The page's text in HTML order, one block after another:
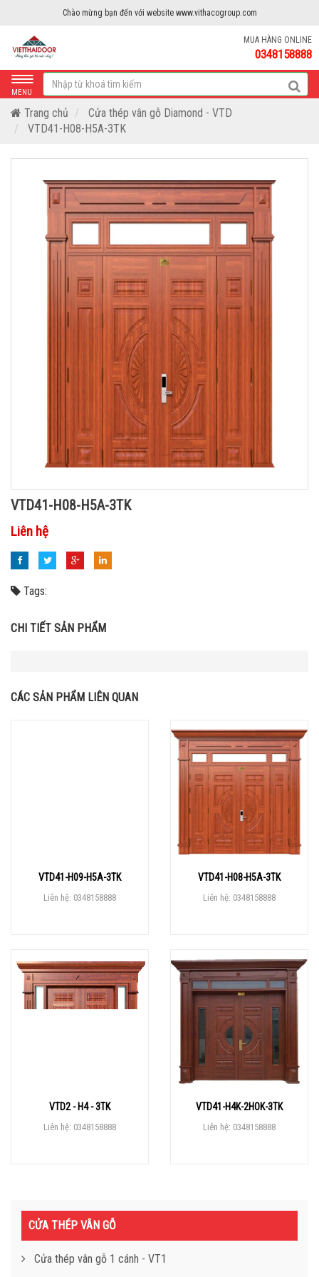
Chào mừng bạn đến với website www.vithacogroup.com
MUA HÀNG ONLINE
0348158888
MENU
Trang chủ
Cửa thép vân gỗ Diamond - VTD
VTD41-H08-H5A-3TK
VTD41-H08-H5A-3TK
Liên hệ
Tags:
CHI TIẾT SẢN PHẨM
CÁC SẢN PHẨM LIÊN QUAN
VTD41-H09-H5A-3TK
Liên hệ: 0348158888
VTD41-H08-H5A-3TK
Liên hệ: 0348158888
VTD2 - H4 - 3TK
Liên hệ: 0348158888
VTD41-H4K-2HOK-3TK
Liên hệ: 0348158888
CỬA THÉP VÂN GỖ
Cửa thép vân gỗ 1 cánh - VT1